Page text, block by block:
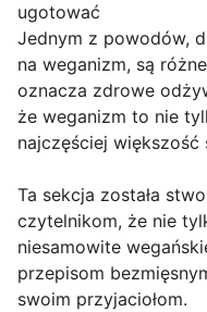
ugotować
Jednym z powodów,
na weganizm, są
oznacza zdrowe
że weganizm to nie
najczęściej większość
Ta sekcja została
czytelnikom, że nie
niesamowite
przepisom
swoim przyjaciołom.